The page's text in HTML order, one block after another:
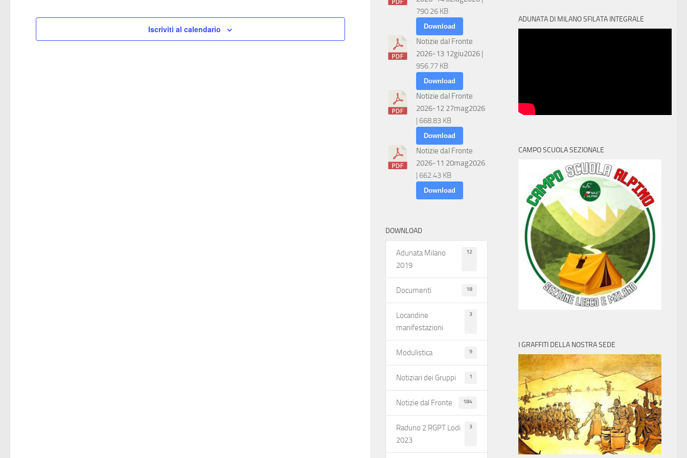
e
r
N
a
Iscriviti al calendario
ADUNATA DI MILANO SFILATA INTEGRALE
CAMPO SCUOLA SEZIONALE
I GRAFFITI DELLA NOSTRA SEDE
790.26 KB
Download
Notizie dal Fronte
2026-13 12giu2026 |
956.77 KB
Download
Notizie dal Fronte
2026-12 27mag2026
| 668.83 KB
Download
Notizie dal Fronte
2026-11 20mag2026
| 662.43 KB
Download
DOWNLOAD
Adunata Milano
2019
12
Documenti 18
Locandine
manifestazioni
3
Modulistica 9
Notiziari dei Gruppi 1
Notizie dal Fronte 184
Raduno 2 RGPT Lodi
2023
3